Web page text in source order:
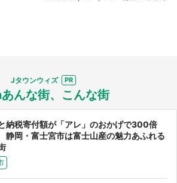
Jタウンウィズ
んな街、こんな街
納税寄付額が「アレ」のおかげで300倍
岡・富士宮市は富士山産の魅力あふれる